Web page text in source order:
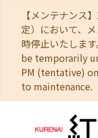
【メンテナンス
定）において、
時停止いたしま
be temporarily
PM (tentative)
to maintenance.